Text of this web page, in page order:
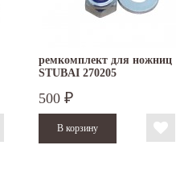
ремкомплект для ножниц
STUBAI 270205
500 ₽